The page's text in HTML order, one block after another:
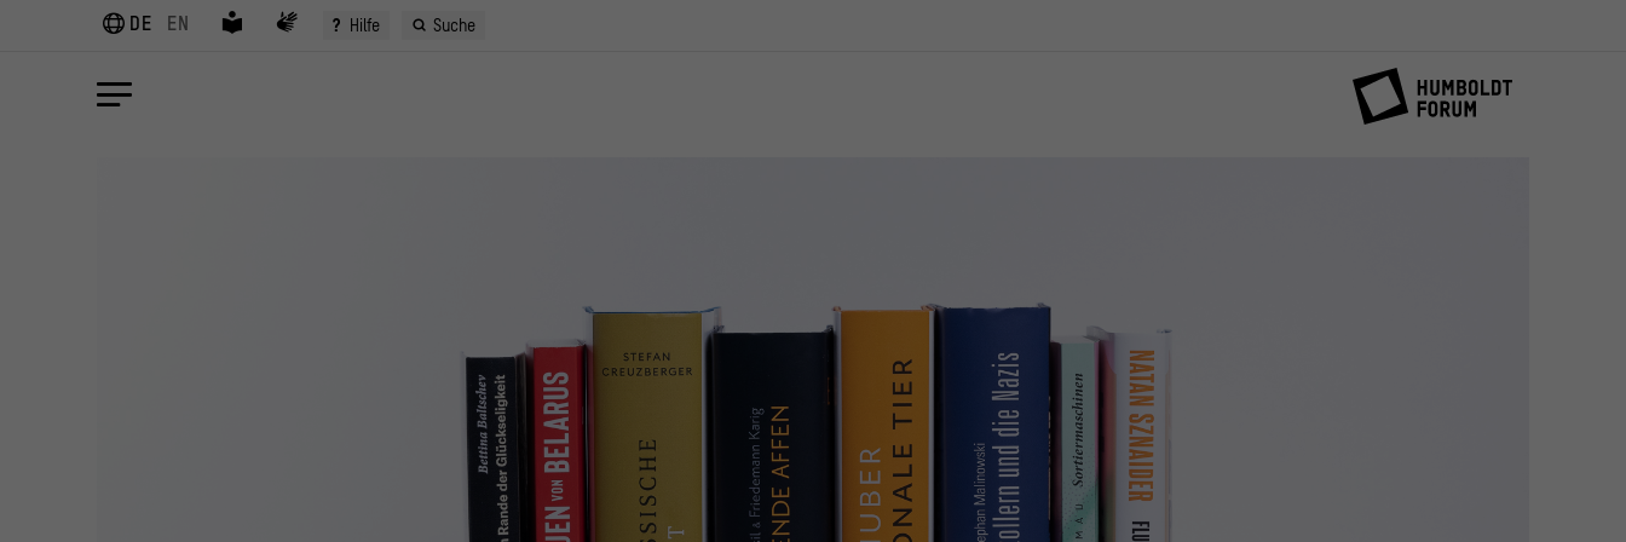
DE EN ? Hilfe Suche